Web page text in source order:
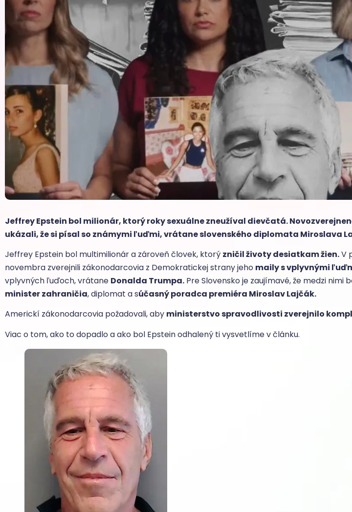
Jeffrey Epstein bol milionár, ktorý roky sexuálne zneužíval dievčatá.
ukázali, že si písal so známymi ľuďmi, vrátane slovenského diplomata Miroslava
Jeffrey Epstein bol multimilionár a zároveň človek, ktorý zničil životy desiatkam žien.V
novembra zverejnili zákonodarcovia z Demokratickej strany jeho maily s vplyvnými
vplyvných ľuďoch, vrátane Donalda Trumpa. Pre Slovensko je zaujímavé, že medzi nimi
minister zahraničia, diplomat a súčasný poradca premiéra Miroslav Lajčák.
Americkí zákonodarcovia požadovali, aby ministerstvo spravodlivosti zverejnilo
Viac o tom, ako to dopadlo a ako bol Epstein odhalený ti vysvetlíme v článku.